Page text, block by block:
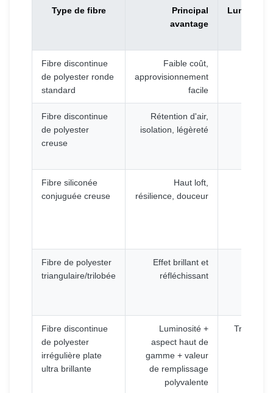
Type de fibre
Principal
avantage
Fibre discontinue
de polyester ronde
standard
Faible coût,
approvisionnement
facile
Fibre discontinue
de polyester
creuse
Rétention d'air,
isolation, légèreté
Fibre siliconée
conjuguée creuse
Haut loft,
résilience, douceur
Fibre de polyester
triangulaire/trilobée
Effet brillant et
réfléchissant
Fibre discontinue
de polyester
irrégulière plate
ultra brillante
Luminosité +
aspect haut de
gamme + valeur
de remplissage
polyvalente
Très